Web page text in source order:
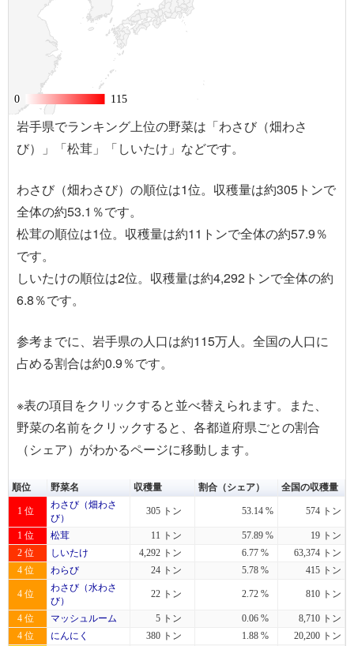
0
0 115
115
岩手県でランキング上位の野菜は「わさび（畑わさ
び）」「松茸」「しいたけ」などです。
わさび（畑わさび）の順位は1位。収穫量は約305トンで
全体の約53.1％です。
松茸の順位は1位。収穫量は約11トンで全体の約57.9％
です。
しいたけの順位は2位。収穫量は約4,292トンで全体の約
6.8％です。
参考までに、岩手県の人口は約115万人。全国の人口に
占める割合は約0.9％です。
※表の項目をクリックすると並べ替えられます。また、
野菜の名前をクリックすると、各都道府県ごとの割合
（シェア）がわかるページに移動します。
順位 野菜名 収穫量 割合（シェア） 全国の収穫量
1 位
わさび（畑わさ
び）
305 トン 53.14 % 574 トン
1 位 松茸 11 トン 57.89 %
19 トン
2 位
しいたけ 4,292 トン 6.77 %
63,374 トン
4 位
わらび 24 トン 5.78 % 415 トン
4 位
わさび（水わさ
び）
22 トン 2.72 % 810 トン
4 位 マッシュルーム 5 トン 0.06 %
8,710 トン
4 位
にんにく 380 トン 1.88 %
20,200 トン